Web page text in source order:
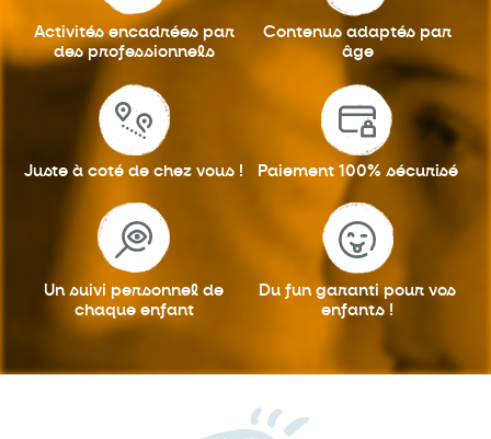
Activités encadrées par
des professionnels
Contenus adaptés par
âge
Juste à coté de chez vous ! Paiement 100% sécurisé
Un suivi personnel de
chaque enfant
Du fun garantipour vos
enfants !